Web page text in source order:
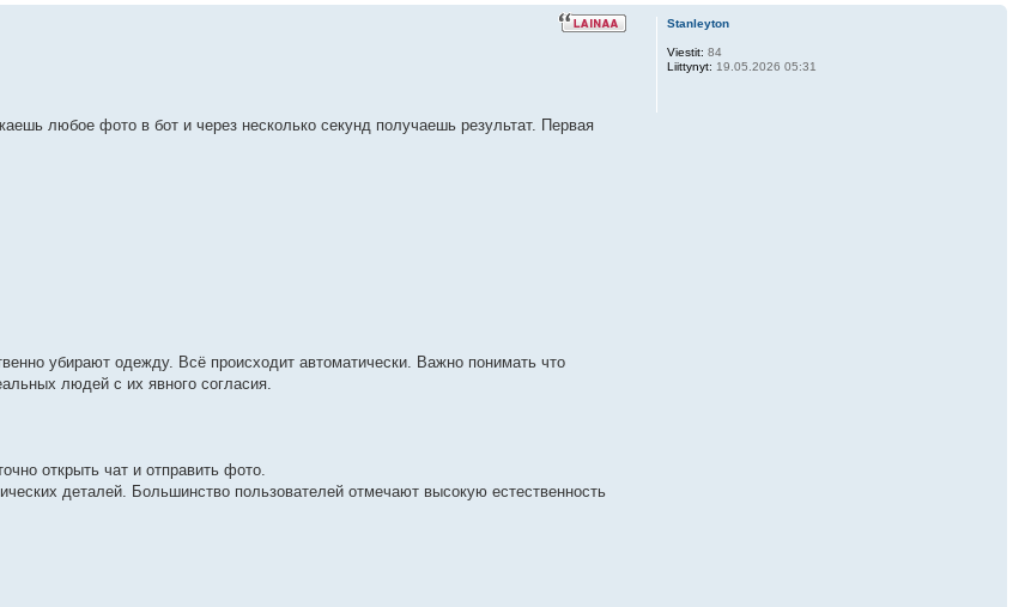
любое фото в бот и через несколько секунд получаешь результат. Первая
убирают одежду. Всё происходит автоматически. Важно понимать что
людей с их явного согласия.
открыть чат и отправить фото.
деталей. Большинство пользователей отмечают высокую естественность
Stanleyton
Viestit: 84
Liittynyt: 19.05.2026 05:31